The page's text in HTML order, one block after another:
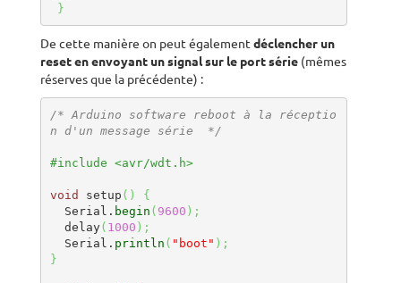
}
De cette manière on peut également déclencher un
reset en envoyant un signal sur le port série (mêmes
réserves que la précédente) :
/* Arduino software reboot à la réceptio
n d'un message série  */
#include <avr/wdt.h>
void setup ( )
{
  Serial.
begin ( 9600 ) ;
  delay
( 1000 ) ;
  Serial.
println ( "boot" ) ;
}